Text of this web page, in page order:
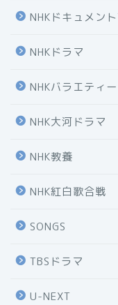
NHKドキュメン
NHKドラマ
NHKバラエティー
NHK大河ドラマ
NHK教養
NHK紅白歌合戦
SONGS
TBSドラマ
U-NEXT